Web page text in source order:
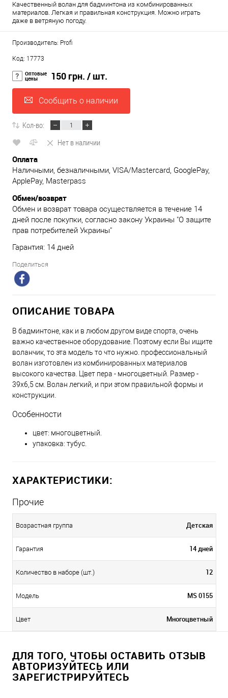
Качественный волан для бадминтона из комбинированных
материалов. Легкая и правильная конструкция. Можно играть
даже в ветряную погоду.
Производитель: Profi
Код: 17773
Оптовые
цены 150 грн. / шт.
Сообщить о наличии
Кол-во:
Нет в наличии
Оплата
Наличными, безналичными, VISA/Mastercard, GooglePay,
ApplePay, Masterpass
Обмен/возврат
Обмен и возврат товара осуществляется в течение 14
дней после покупки, согласно закону Украины "О защите
прав потребителей Украины"
Гарантия: 14 дней
Поделиться
ОПИСАНИЕ ТОВАРА
В бадминтоне, как и в любом другом виде спорта, очень
важно качественное оборудование. Поэтому если Вы ищите
воланчик, то эта модель то что нужно. профессиональный
волан изготовлен из комбинированных материалов
высокого качества. Цвет пера - многоцветный. Размер -
39x6,5 см. Волан легкий, и при этом правильной формы и
конструкции.
Особенности
цвет: многоцветный.
упаковка: тубус.
ХАРАКТЕРИСТИКИ:
Прочие
Возрастная группа Детская
Гарантия 14 дней
Количество в наборе (шт.) 12
Модель MS 0155
Цвет Многоцветный
ДЛЯ ТОГО, ЧТОБЫ ОСТАВИТЬ ОТЗЫВ
АВТОРИЗУЙТЕСЬ ИЛИ
ЗАРЕГИСТРИРУЙТЕСЬ